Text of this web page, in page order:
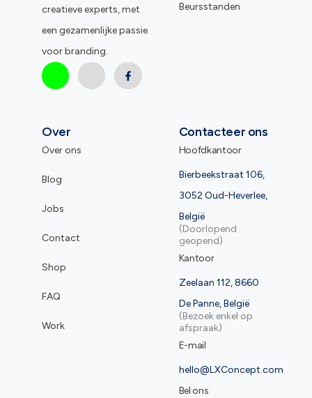
creatieve experts, met
een gezamenlijke passie
voor branding.
Beursstanden
Over
Over ons
Blog
Jobs
Contact
Shop
FAQ
Work
Contacteer ons
Hoofdkantoor
Bierbeekstraat 106,
3052 Oud-Heverlee,
België
(Doorlopend
geopend)
Kantoor
Zeelaan 112, 8660
De Panne, België
(Bezoek enkel op
afspraak)
E-mail
hello@LXConcept.com
Bel ons